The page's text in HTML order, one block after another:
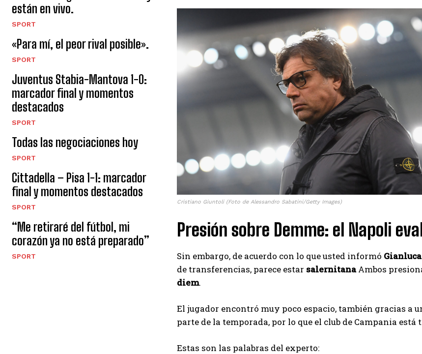
I WANT IN
I've read and accept thePrivacy Policy
Emet
están en vivo.
SPORT
«Para mí, el peor rival posible».
SPORT
Juventus Stabia-Mantova 1-0:
marcador final y momentos
destacados
SPORT
Todas las negociaciones hoy
SPORT
Cittadella – Pisa 1-1: marcador
final y momentos destacados
SPORT
“Me retiraré del fútbol, ​​mi
corazón ya no está preparado”
SPORT
Cristiano Giuntoli (Foto de Alessandro Sabatini/Getty Images)
Presión sobre Demme: el Napoli
Sin embargo, de acuerdo con lo que usted informó
de transferencias, parece estar salernitanaAmbos
diem.
El jugador encontró muy poco espacio, también gracias a
parte de la temporada, por lo que el club de Campania
Estas son las palabras del experto: